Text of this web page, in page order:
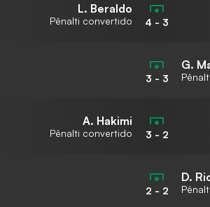
L. Beraldo
Pênalti convertido 4 - 3
3 - 3
G.
A. Hakimi
Pênalti convertido 3 - 2
2 - 2
D.